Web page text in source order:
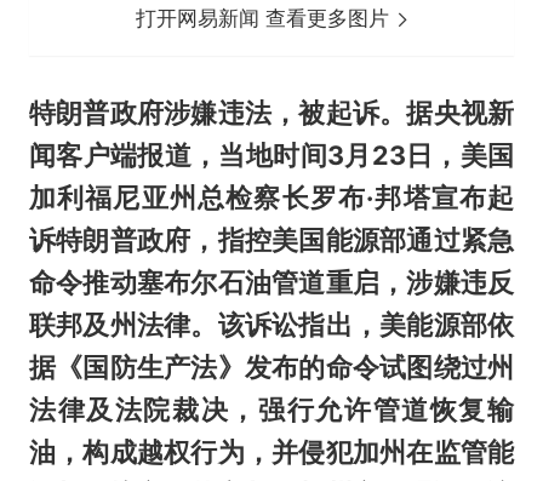
打开网易新闻 查看更多图片
特朗普政府涉嫌违法，被起诉。据央视新
闻客户端报道，当地时间3月23日，美国
加利福尼亚州总检察长罗布·邦塔宣布起
诉特朗普政府，指控美国能源部通过紧急
命令推动塞布尔石油管道重启，涉嫌违反
联邦及州法律。该诉讼指出，美能源部依
据《国防生产法》发布的命令试图绕过州
法律及法院裁决，强行允许管道恢复输
油，构成越权行为，并侵犯加州在监管能